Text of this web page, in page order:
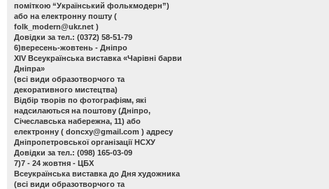
поміткою “Український фолькмодерн”)
або на електронну пошту (
folk_modern@ukr.net )
Довідки за тел.: (0372) 58-51-79
6)вересень-жовтень - Дніпро
ХІV Всеукраїнська виставка «Чарівні барви
Дніпра»
(всі види образотворчого та
декоративного мистецтва)
Відбір творів по фотографіям, які
надсилаються на поштову (Дніпро,
Січеславська набережна, 11) або
електронну ( doncxy@gmail.com ) адресу
Дніпропетровської організації НСХУ
Довідки за тел.: (098) 165-03-09
7)7 - 24 жовтня - ЦБХ
Всеукраїнська виставка до Дня художника
(всі види образотворчого та